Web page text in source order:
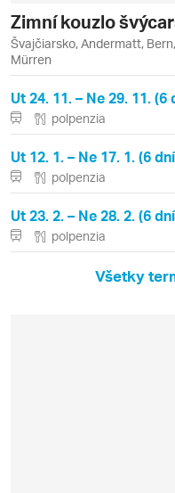
Zimní kouzlo
Švajčiarsko, Andermatt,
Mürren
Ut 24. 11. – Ne 29. 11. (6
polpenzia
Ut 12. 1. – Ne 17. 1. (6
polpenzia
Ut 23. 2. – Ne 28. 2. (6
polpenzia
Všetky